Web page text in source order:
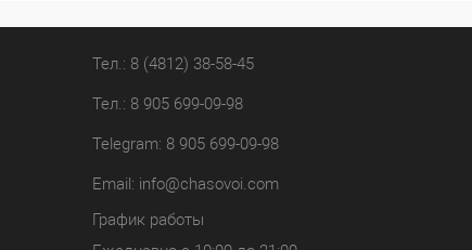
К сравнению
В наличииТел.: 8 (4812) 38-58-45
Тел.: 8 905 699-09-98
Telegram: 8 905 699-09-98
Email: info@chasovoi.com
График работы